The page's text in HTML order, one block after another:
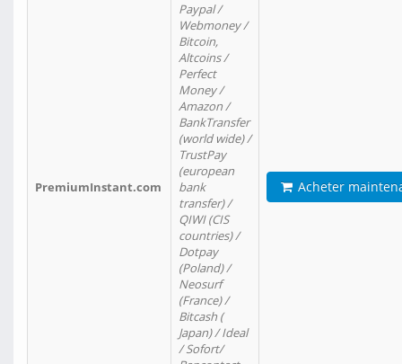
PremiumInstant.com
Paypal /
Webmoney /
Bitcoin,
Altcoins /
Perfect
Money /
Amazon /
BankTransfer
(world wide) /
TrustPay
(european
bank
transfer) /
QIWI (CIS
countries) /
Dotpay
(Poland) /
Neosurf
(France) /
Bitcash (
Japan) / Ideal
/ Sofort/
Acheter